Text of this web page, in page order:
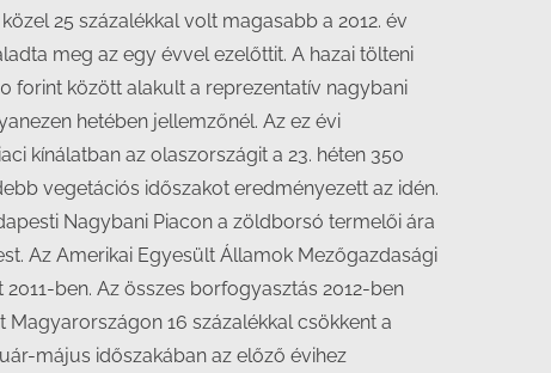
25 százalékkal volt magasabb a 2012. év
meg az egy évvel ezelőttit. A hazai tölteni
forint között alakult a reprezentatív nagybani
hetében jellemzőnél. Az ez évi
kínálatban az olaszországit a 23. héten 350
vegetációs időszakot eredményezett az idén.
Nagybani Piacon a zöldborsó termelői ára
Az Amerikai Egyesült Államok Mezőgazdasági
ben. Az összes borfogyasztás 2012-ben
Magyarországon 16 százalékkal csökkent a
május időszakában az előző évihez